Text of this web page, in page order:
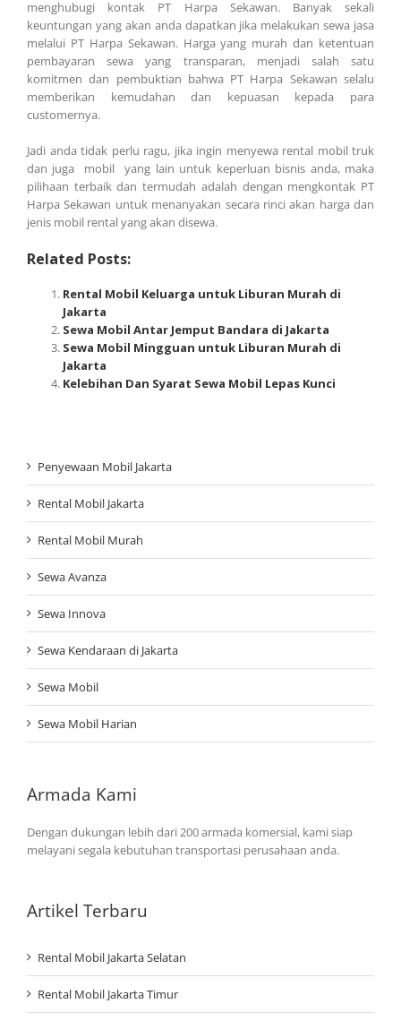
menghubugi kontak PT Harpa Sekawan. Banyak sekali
keuntungan yang akan anda dapatkan jika melakukan sewa jasa
melalui PT Harpa Sekawan. Harga yang murah dan ketentuan
pembayaran sewa yang transparan, menjadi salah satu
komitmen dan pembuktian bahwa PT Harpa Sekawan selalu
memberikan kemudahan dan kepuasan kepada para
customernya.
Jadi anda tidak perlu ragu, jika ingin menyewa rental mobil truk
dan juga mobil yang lain untuk keperluan bisnis anda, maka
pilihaan terbaik dan termudah adalah dengan mengkontak PT
Harpa Sekawan untuk menanyakan secara rinci akan harga dan
jenis mobil rental yang akan disewa.
Related Posts:
Rental Mobil Keluarga untuk Liburan Murah di
Jakarta
Sewa Mobil Antar Jemput Bandara di Jakarta
Sewa Mobil Mingguan untuk Liburan Murah di
Jakarta
Kelebihan Dan Syarat Sewa Mobil Lepas Kunci
Penyewaan Mobil Jakarta
Rental Mobil Jakarta
Rental Mobil Murah
Sewa Avanza
Sewa Innova
Sewa Kendaraan di Jakarta
Sewa Mobil
Sewa Mobil Harian
Armada Kami
Dengan dukungan lebih dari 200 armada komersial, kami siap
melayani segala kebutuhan transportasi perusahaan anda.
Artikel Terbaru
Rental Mobil Jakarta Selatan
Rental Mobil Jakarta Timur